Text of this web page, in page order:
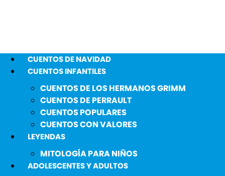
CUENTOS DE NAVIDAD
CUENTOS INFANTILES
CUENTOS DE LOS HERMANOS GRIMM
CUENTOS DE PERRAULT
CUENTOS POPULARES
CUENTOS CON VALORES
LEYENDAS
MITOLOGÍA PARA NIÑOS
ADOLESCENTES Y ADULTOS